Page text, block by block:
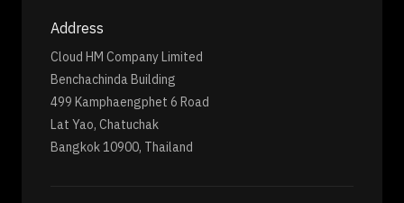
Address
Cloud HM Company Limited
Benchachinda Building
499 Kamphaengphet 6 Road
Lat Yao, Chatuchak
Bangkok 10900, Thailand